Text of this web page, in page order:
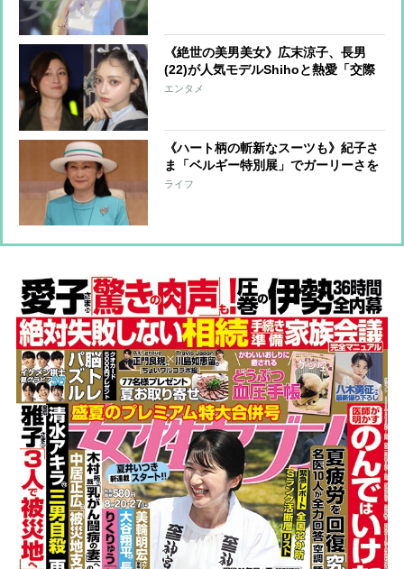
《絶世の美男美女》広末涼子、長男
(22)が人気モデルShihoと熱愛「交際
は認める」一方で“不安”な母心も
エンタメ
《ハート柄の斬新なスーツも》紀子さ
ま「ベルギー特別展」でガーリーさを
披露「花柄ボタン」に可憐な純白コー
ライフ